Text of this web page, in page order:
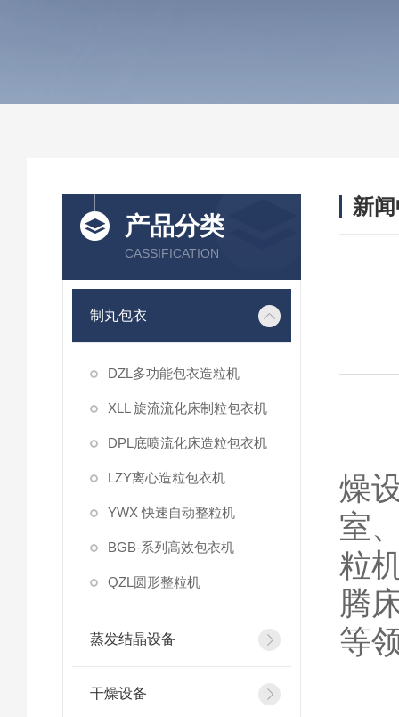
产品分类
CASSIFICATION
制丸包衣
DZL多功能包衣造粒机
XLL 旋流流化床制粒包衣机
DPL底喷流化床造粒包衣机
LZY离心造粒包衣机
YWX 快速自动整粒机
BGB-系列高效包衣机
QZL圆形整粒机
蒸发结晶设备
干燥设备
新
燥
室
粒
腾
等